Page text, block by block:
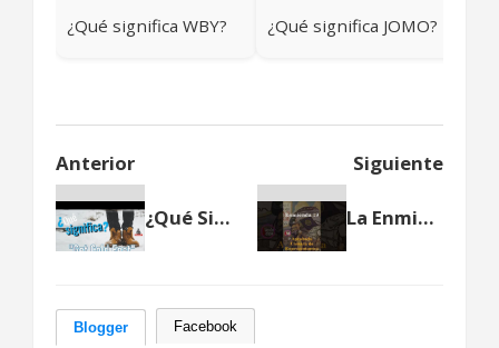
¿Qué significa WBY? ¿Qué significa JOMO?
Anterior Siguiente
¿Qué Significa "Get Cold Feet"? La Enmienda 19: derecho al voto de la Mujer en Estados Unidos
Blogger Facebook